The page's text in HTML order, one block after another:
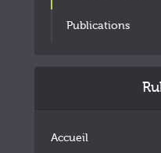
Publications
Accueil